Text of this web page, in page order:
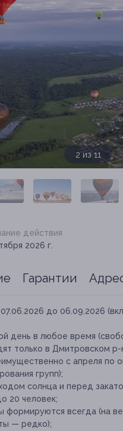
3 из 11
действия
2026 г.
Гарантии
до 06.09.2026
день в любое время
только в Дмитровском р-
с апреля по
групп);
солнца и перед
20 человек;
формируются всегда (на
— редко);